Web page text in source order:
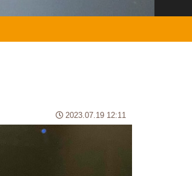
2023.07.19 12:11